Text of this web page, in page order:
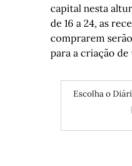
capital nesta
de 16 a 24, as
comprarem
para a criação
Escolha o